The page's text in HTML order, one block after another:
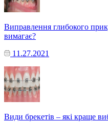
Виправлення глибокого
вимагає?
11.27.2021
Види брекетів – які краще